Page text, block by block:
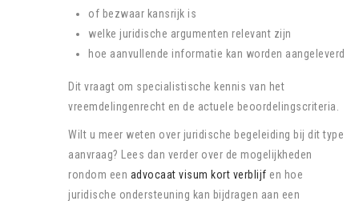
of bezwaar kansrijk is
welke juridische argumenten relevant zijn
hoe aanvullende informatie kan worden aangeleverd
Dit vraagt om specialistische kennis van het
vreemdelingenrecht en de actuele beoordelingscriteria.
Wilt u meer weten over juridische begeleiding bij dit type
aanvraag? Lees dan verder over de mogelijkheden
rondom een advocaat visum kort verblijf en hoe
juridische ondersteuning kan bijdragen aan een